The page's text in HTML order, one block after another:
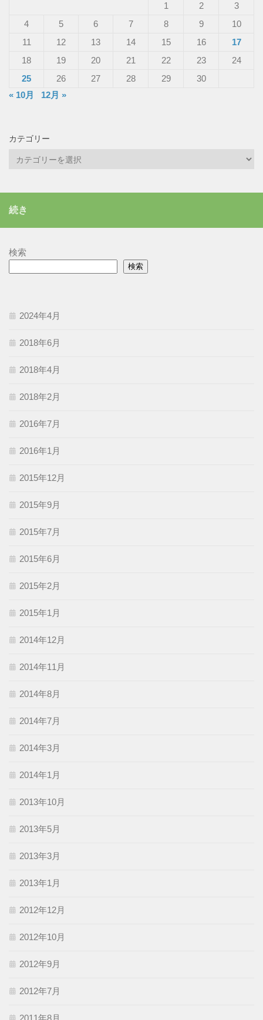
1
2
3
4
5 6 7 8 9
10
11
12 13 14 15 16
17
18
19 20 21 22 23
24
25
26 27 28 29
30
« 10月
12月 »
カテゴリー
ー
続き
検索
検索
2024年4月
2018年6月
2018年4月
2018年2月
2016年7月
2016年1月
2015年12月
2015年9月
2015年7月
2015年6月
2015年2月
2015年1月
2014年12月
2014年11月
2014年8月
2014年7月
2014年3月
2014年1月
2013年10月
2013年5月
2013年3月
2013年1月
2012年12月
2012年10月
2012年9月
2012年7月